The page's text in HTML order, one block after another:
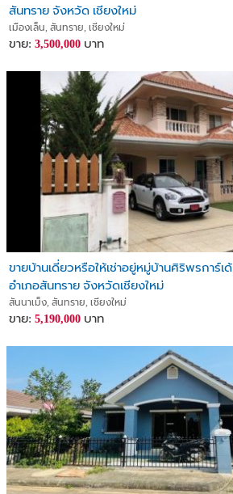
สันทราย จังหวัด เชียงใหม่
เมืองเล็น, สันทราย, เชียงใหม่
ขาย: 3,500,000 บาท
ขายบ้านเดี่ยวหรือให้เช่าอยู่หมู่บ้านศิริพรการ์เ
อำเภอสันทราย จังหวัดเชียงใหม่
สันนาเม็ง, สันทราย, เชียงใหม่
ขาย: 5,190,000 บาท